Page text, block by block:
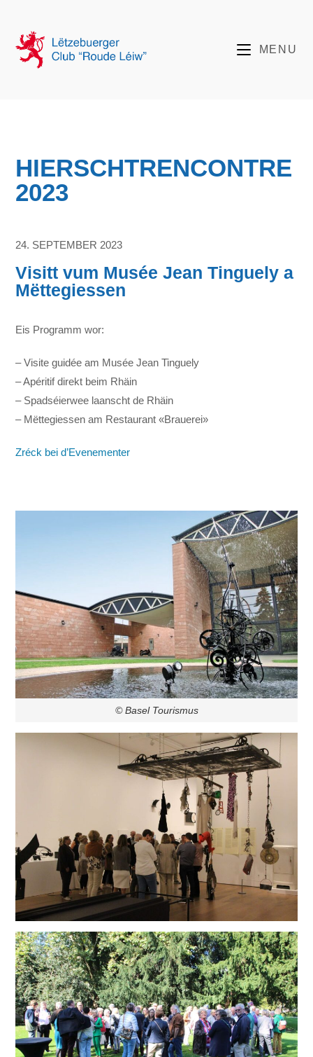
MENU
HIERSCHTRENCONTRE
2023
24. SEPTEMBER 2023
Visitt vum Musée Jean Tinguely a
Mëttegiessen​
Eis Programm wor:
– Visite guidée am Musée Jean Tinguely
– Apéritif direkt beim Rhäin
– Spadséierwee laanscht de Rhäin
– Mëttegiessen am Restaurant «Brauerei»
Zréck bei d’Evenementer
© Basel Tourismus